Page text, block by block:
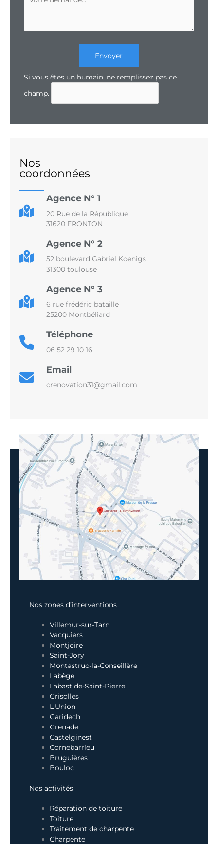
Envoyer
Si vous êtes un humain, ne remplissez pas ce
champ.
Nos
coordonnées
Agence N° 1
20 Rue de la République
31620 FRONTON
Agence N° 2
52 boulevard Gabriel Koenigs
31300 toulouse
Agence N° 3
6 rue frédéric bataille
25200 Montbéliard
Téléphone
06 52 29 10 16
Email
crenovation31@gmail.com
Nos zones d’interventions
Villemur-sur-Tarn
Vacquiers
Montjoire
Saint-Jory
Montastruc-la-Conseillère
Labège
Labastide-Saint-Pierre
Grisolles
L'Union
Garidech
Grenade
Castelginest
Cornebarrieu
Bruguières
Bouloc
Nos activités
Réparation de toiture
Toiture
Traitement de charpente
Charpente